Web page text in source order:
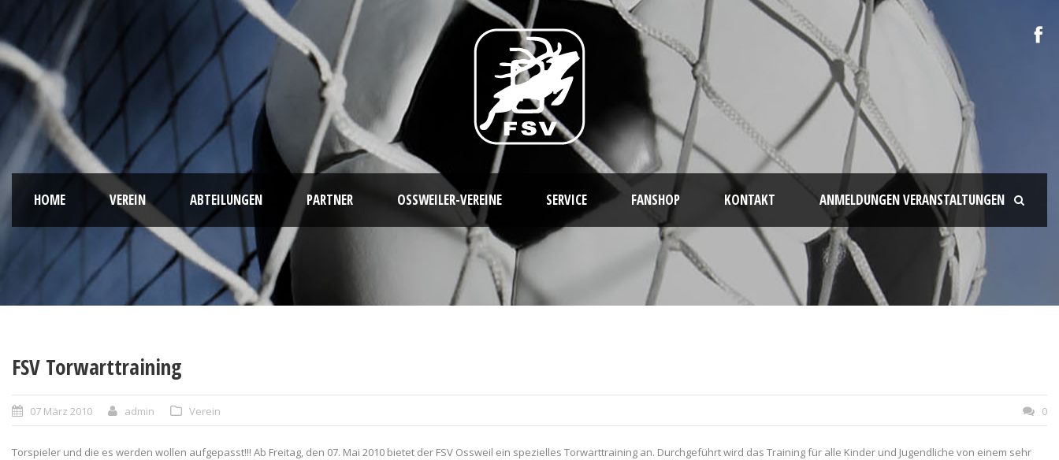
HOME VEREIN ABTEILUNGEN PARTNER OSSWEILER-VEREINE SERVICE FANSHOP KONTAKT ANMELDUNGEN VERANSTALTUNGEN
FSV Torwarttraining
07 März 2010 admin Verein 0
Torspieler und die es werden wollen aufgepasst!!! Ab Freitag, den 07. Mai 2010 bietet der FSV Ossweil ein spezielles Torwarttraining an. Durchgeführt wird das Training für alle Kinder und Jugendliche von einem sehr